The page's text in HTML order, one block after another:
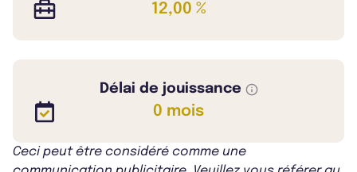
12,00 %
Délai de jouissance
0 mois
Ceci peut être considéré comme une